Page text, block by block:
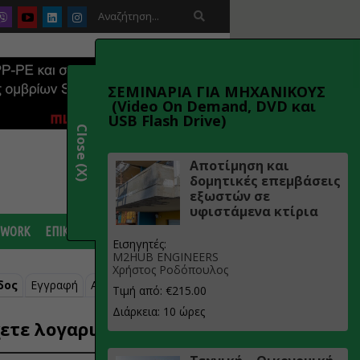

ΕΠΙΚΟΙΝΩΝΙΑ
Εγγραφή Ανάκτηση κωδικού
λογαριασμό;
ΣΕΜΙΝΑΡΙΑ ΓΙΑ ΜΗΧΑΝΙΚΟΥΣ
(Video On Demand, DVD και
USB Flash Drive)
Αποτίμηση και
δομητικές επεμβάσεις
εξωστών σε
υφιστάμενα κτίρια
Εισηγητές:
M2HUB ENGINEERS
Χρήστος Ροδόπουλος
Τιμή από: €215.00
Διάρκεια: 10 ώρες
Close (X)